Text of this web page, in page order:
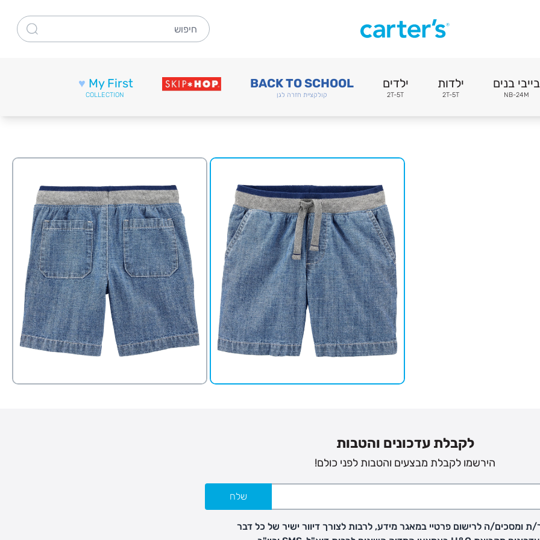
חיפוש
בייבי בנים
NB-24M
ילדות
2T-5T
ילדים
2T-5T
BACK TO SCHOOL
קולקציית חזרה לגן
My First
♥
COLLECTION
בנפרד
לקבלת עדכונים והטבות
הירשמו לקבלת מבצעים והטבות לפני כולם!
שלח
ת ומסכים/ה לרישום פרטיי במאגר מידע, לרבות לצורך דיוור ישיר של כל דבר